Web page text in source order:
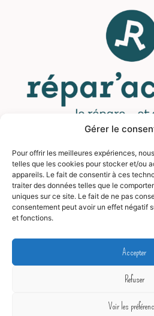
Gérer le
Pour offrir les meilleures expériences,
telles que les cookies pour stocker et/ou
appareils. Le fait de consentir à ces
traiter des données telles que le
uniques sur ce site. Le fait de ne pas
consentement peut avoir un effet négatif
et fonctions.
Accepter
Refuser
Voir les
MENU
Contact
Mentions
FAQ
Blog
© 2026